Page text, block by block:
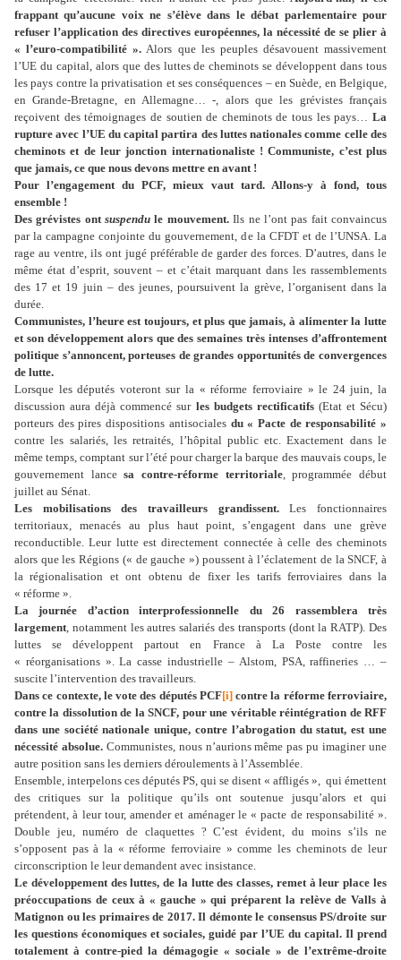
frappant qu’aucune voix ne s’élève dans le débat parlementaire pour
refuser l’application des directives européennes, la nécessité de se plier à
« l’euro-compatibilité ». Alors que les peuples désavouent massivement
l’UE du capital, alors que des luttes de cheminots se développent dans tous
les pays contre la privatisation et ses conséquences – en Suède, en Belgique,
en Grande-Bretagne, en Allemagne… -, alors que les grévistes français
reçoivent des témoignages de soutien de cheminots de tous les pays… La
rupture avec l’UE du capital partira des luttes nationales comme celle des
cheminots et de leur jonction internationaliste ! Communiste, c’est plus
que jamais, ce que nous devons mettre en avant !
Pour l’engagement du PCF, mieux vaut tard. Allons-y à fond, tous
ensemble !
Des grévistes ontsuspendu le mouvement.Ils ne l’ont pas fait convaincus
par la campagne conjointe du gouvernement, de la CFDT et de l’UNSA. La
rage au ventre, ils ont jugé préférable de garder des forces. D’autres, dans le
même état d’esprit, souvent – et c’était marquant dans les rassemblements
des 17 et 19 juin – des jeunes, poursuivent la grève, l’organisent dans la
durée.
Communistes, l’heure est toujours, et plus que jamais, à alimenter la lutte
et son développement alors que des semaines très intenses d’affrontement
politique s’annoncent, porteuses de grandes opportunités de convergences
de lutte.
Lorsque les députés voteront sur la « réforme ferroviaire » le 24 juin, la
discussion aura déjà commencé sur les budgets rectificatifs(Etat et Sécu)
porteurs des pires dispositions antisociales du « Pacte de responsabilité »
contre les salariés, les retraités, l’hôpital public etc. Exactement dans le
même temps, comptant sur l’été pour charger la barque des mauvais coups, le
gouvernement lancesa contre-réforme territoriale, programmée début
juillet au Sénat.
Les mobilisations des travailleurs grandissent.Les fonctionnaires
territoriaux, menacés au plus haut point, s’engagent dans une grève
reconductible. Leur lutte est directement connectée à celle des cheminots
alors que les Régions (« de gauche ») poussent à l’éclatement de la SNCF, à
la régionalisation et ont obtenu de fixer les tarifs ferroviaires dans la
« réforme ».
La journée d’action interprofessionnelle du 26 rassemblera très
largement, notamment les autres salariés des transports (dont la RATP). Des
luttes se développent partout en France à La Poste contre les
« réorganisations ». La casse industrielle – Alstom, PSA, raffineries … –
suscite l’intervention des travailleurs.
Dans ce contexte, le vote des députés PCF[i]contre la réforme ferroviaire,
contre la dissolution de la SNCF, pour une véritable réintégration de RFF
dans une société nationale unique, contre l’abrogation du statut, est une
nécessité absolue.Communistes, nous n’aurions même pas pu imaginer une
autre position sans les derniers déroulements à l’Assemblée.
Ensemble, interpelons ces députés PS, qui se disent « affligés », qui émettent
des critiques sur la politique qu’ils ont soutenue jusqu’alors et qui
prétendent, à leur tour, amender et aménager le « pacte de responsabilité ».
Double jeu, numéro de claquettes ? C’est évident, du moins s’ils ne
s’opposent pas à la « réforme ferroviaire » comme les cheminots de leur
circonscription le leur demandent avec insistance.
Le développement des luttes, de la lutte des classes, remet à leur place les
préoccupations de ceux à « gauche » qui préparent la relève de Valls à
Matignon ou les primaires de 2017. Il démonte le consensus PS/droite sur
les questions économiques et sociales, guidé par l’UE du capital. Il prend
totalement à contre-pied la démagogie « sociale » de l’extrême-droite